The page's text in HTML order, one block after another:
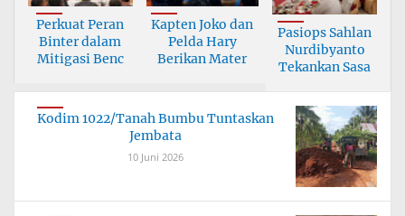
Perkuat Peran
Binter dalam
Mitigasi Benc
Kapten Joko dan
Pelda Hary
Berikan Mater
Pasiops Sahlan
Nurdibyanto
Tekankan Sasa
Kodim 1022/Tanah Bumbu Tuntaskan
Jembata
10 Juni 2026